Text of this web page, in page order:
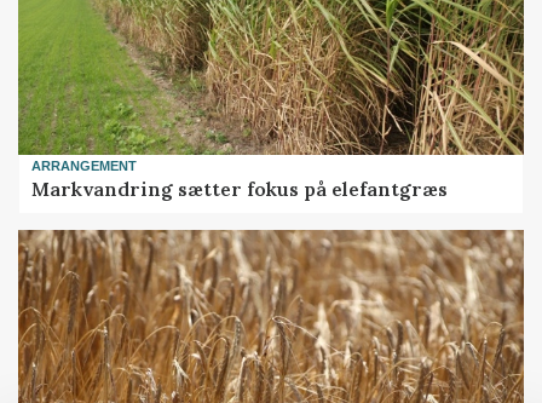
ARRANGEMENT
Markvandring sætter fokus på elefantgræs